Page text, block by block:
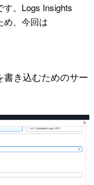
。Logs Insights
め、今回は
書き込むためのサー